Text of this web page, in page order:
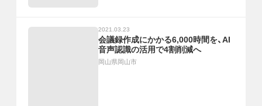
2021.03.23
会議録作成にかかる6,000時間を、AI
音声認識の活用で4割削減へ
岡山県岡山市